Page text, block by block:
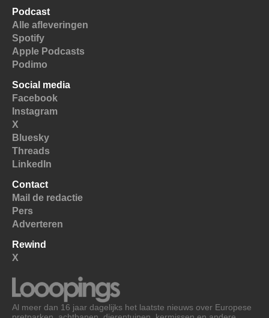
Podcast
Alle afleveringen
Spotify
Apple Podcasts
Podimo
Social media
Facebook
Instagram
X
Bluesky
Threads
LinkedIn
Contact
Mail de redactie
Pers
Adverteren
Rewind
X
Al meer dan 16 jaar dagelijks het laatste nieuws over Europese